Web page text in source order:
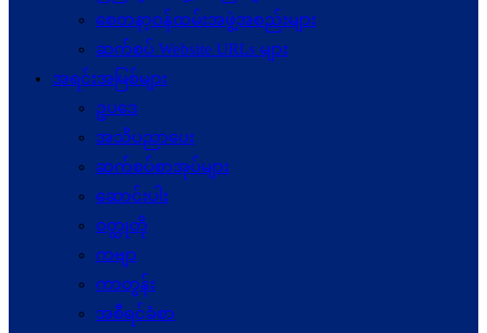
စေတနာ့ဝန်ထမ်းအဖွဲ့အစည်းများ
ဆက်စပ် Website URLs များ
အရင်းအမြစ်များ
ဥပဒေ
အသိပညာပေး
ဆက်စပ်စာအုပ်များ
ဆောင်းပါး
ဝတ္ထုတို
ကဗျာ
ကာတွန်း
အစီရင်ခံစာ